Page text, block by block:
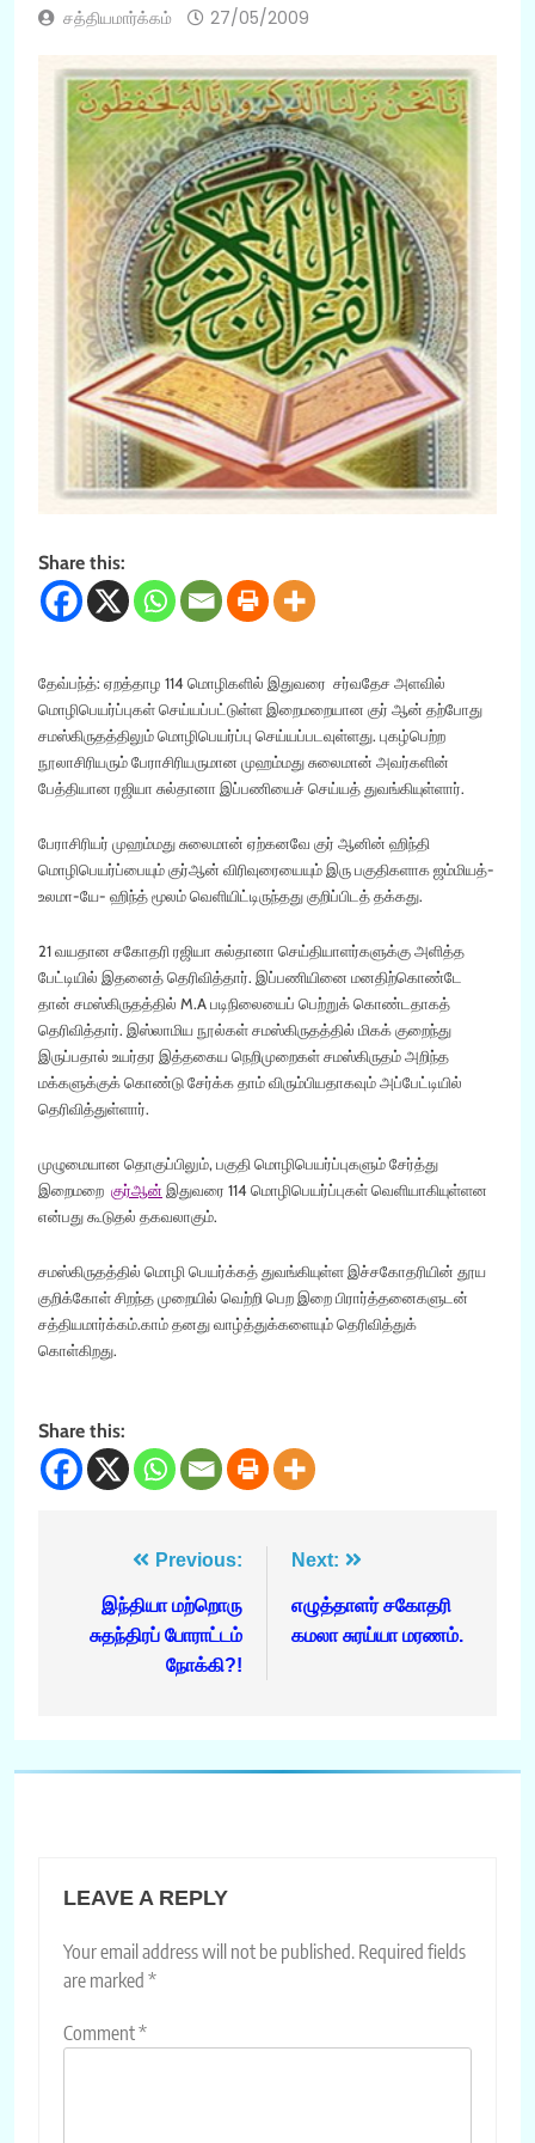
சத்தியமார்க்கம் 27/05/2009
Share this:
தேவ்பந்த்: ஏறத்தாழ 114 மொழிகளில் இதுவரை சர்வதேச அளவில்
மொழிபெயர்ப்புகள் செய்யப்பட்டுள்ள இறைமறையான குர் ஆன் தற்போது
சமஸ்கிருதத்திலும் மொழிபெயர்ப்பு செய்யப்படவுள்ளது. புகழ்பெற்ற
நூலாசிரியரும் பேராசிரியருமான முஹம்மது சுலைமான் அவர்களின்
பேத்தியான ரஜியா சுல்தானா இப்பணியைச் செய்யத் துவங்கியுள்ளார்.
பேராசிரியர் முஹம்மது சுலைமான் ஏற்கனவே குர் ஆனின் ஹிந்தி
மொழிபெயர்ப்பையும் குர்ஆன் விரிவுரையையும் இரு பகுதிகளாக ஜம்மியத்-
உலமா-யே- ஹிந்த் மூலம் வெளியிட்டிருந்தது குறிப்பிடத் தக்கது.
21 வயதான சகோதரி ரஜியா சுல்தானா செய்தியாளர்களுக்கு அளித்த
பேட்டியில் இதனைத் தெரிவித்தார். இப்பணியினை மனதிற்கொண்டே
தான் சமஸ்கிருதத்தில் M.A படிநிலையைப் பெற்றுக் கொண்டதாகத்
தெரிவித்தார். இஸ்லாமிய நூல்கள் சமஸ்கிருதத்தில் மிகக் குறைந்து
இருப்பதால் உயர்தர இத்தகைய நெறிமுறைகள் சமஸ்கிருதம் அறிந்த
மக்களுக்குக் கொண்டு சேர்க்க தாம் விரும்பியதாகவும் அப்பேட்டியில்
தெரிவித்துள்ளார்.
முழுமையான தொகுப்பிலும், பகுதி மொழிபெயர்ப்புகளும் சேர்த்து
இறைமறை குர்ஆன் இதுவரை 114 மொழிபெயர்ப்புகள் வெளியாகியுள்ளன
என்பது கூடுதல் தகவலாகும்.
சமஸ்கிருதத்தில் மொழி பெயர்க்கத் துவங்கியுள்ள இச்சகோதரியின் தூய
குறிக்கோள் சிறந்த முறையில் வெற்றி பெற இறை பிரார்த்தனைகளுடன்
சத்தியமார்க்கம்.காம் தனது வாழ்த்துக்களையும் தெரிவித்துக்
கொள்கிறது.
Share this:
navigation
Previous:
இந்தியா மற்றொரு
சுதந்திரப் போராட்டம்
நோக்கி?!
Next:
எழுத்தாளர் சகோதரி
கமலா சுரய்யா மரணம்.
LEAVE A REPLY
Your email address will not be published. Required fields
are marked *
Comment*